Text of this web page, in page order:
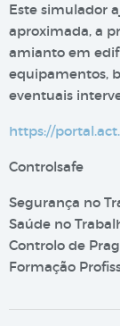
Este simulador
aproximada, a
amianto em
equipamentos,
eventuais
https://
Controlsafe
Segurança no
Saúde no
Controlo de
Formação